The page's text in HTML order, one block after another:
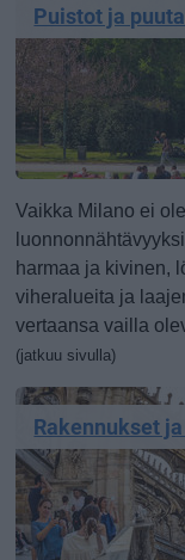
Puistot ja
Vaikka Milano ei
harmaa ja kivinen,
viheralueita ja
vertaansa vailla
(jatkuu sivulla)
Rakennukset